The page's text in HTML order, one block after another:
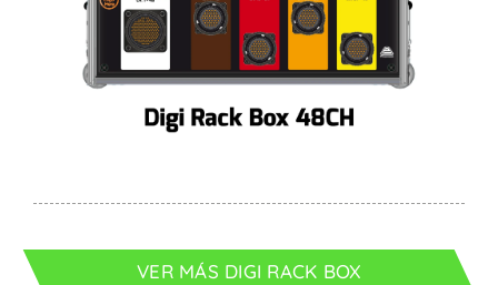
VER MÁS DIGI RACK BOX